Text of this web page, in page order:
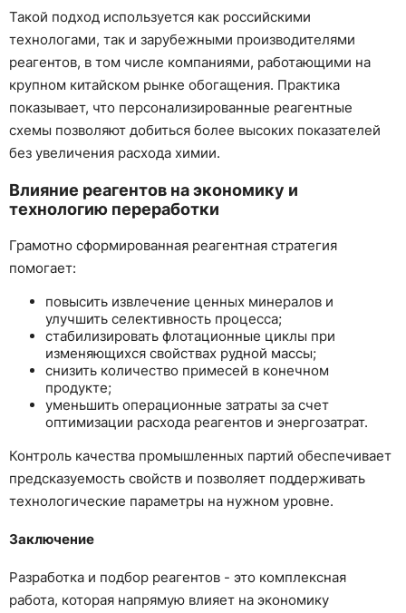
Такой подход используется как российскими
технологами, так и зарубежными производителями
реагентов, в том числе компаниями, работающими на
крупном китайском рынке обогащения. Практика
показывает, что персонализированные реагентные
схемы позволяют добиться более высоких показателей
без увеличения расхода химии.
Влияние реагентов на экономику и
технологию переработки
Грамотно сформированная реагентная стратегия
помогает:
повысить извлечение ценных минералов и
улучшить селективность процесса;
стабилизировать флотационные циклы при
изменяющихся свойствах рудной массы;
снизить количество примесей в конечном
продукте;
уменьшить операционные затраты за счет
оптимизации расхода реагентов и энергозатрат.
Контроль качества промышленных партий обеспечивает
предсказуемость свойств и позволяет поддерживать
технологические параметры на нужном уровне.
Заключение
Разработка и подбор реагентов - это комплексная
работа, которая напрямую влияет на экономику